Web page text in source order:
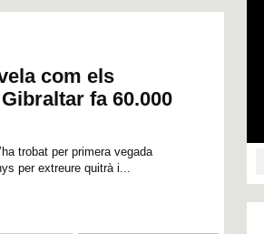
com els
fa 60.000
trobat per primera vegada
per extreure quitrà i...